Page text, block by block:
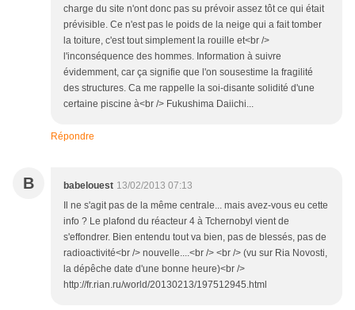
charge du site n'ont donc pas su prévoir assez tôt ce qui était
prévisible. Ce n'est pas le poids de la neige qui a fait tomber
la toiture, c'est tout simplement la rouille et<br />
l'inconséquence des hommes. Information à suivre
évidemment, car ça signifie que l'on sousestime la fragilité
des structures. Ca me rappelle la soi-disante solidité d'une
certaine piscine à<br /> Fukushima Daiichi...
Répondre
B babelouest 13/02/2013 07:13
Il ne s'agit pas de la même centrale... mais avez-vous eu cette
info ? Le plafond du réacteur 4 à Tchernobyl vient de
s'effondrer. Bien entendu tout va bien, pas de blessés, pas de
radioactivité<br /> nouvelle....<br /> <br /> (vu sur Ria Novosti,
la dépêche date d'une bonne heure)<br />
http://fr.rian.ru/world/20130213/197512945.html